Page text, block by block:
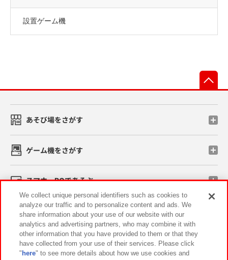
設置ゲーム機
あそび場をさがす
ゲーム機をさがす
スマホ・PCであそぶ
イベント・キャンペーン
We collect unique personal identifiers such as cookies to
analyze our traffic and to personalize content and ads. We
share information about your use of our website with our
analytics and advertising partners, who may combine it with
other information that you have provided to them or that they
have collected from your use of their services. Please click
" here" to see more details about how we use cookies and